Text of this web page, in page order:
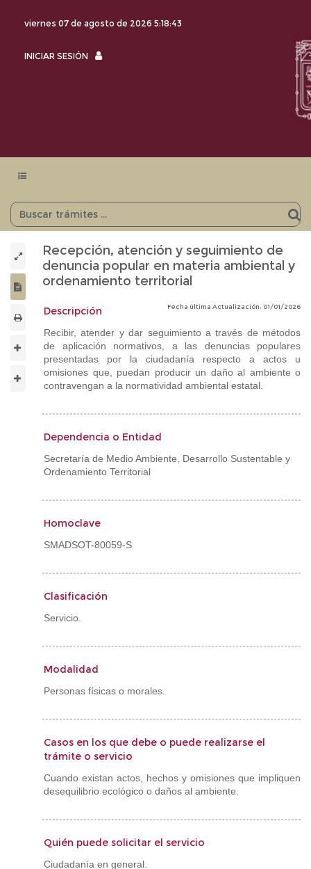
viernes 07 de agosto de 2026 5:18:43
INICIAR SESIÓN
INICIAR
Menu
Recepción, atención y seguimiento de
denuncia popular en materia ambiental y
ordenamiento territorial
Fecha última Actualización: 01/01/2026
Descripción
Recibir, atender y dar seguimiento a través de métodos
de aplicación normativos, a las denuncias populares
presentadas por la ciudadanía respecto a actos u
omisiones que, puedan producir un daño al ambiente o
contravengan a la normatividad ambiental estatal.
Dependencia o Entidad
Secretaría de Medio Ambiente, Desarrollo Sustentable y
Ordenamiento Territorial
Homoclave
SMADSOT-80059-S
Clasificación
Servicio.
Modalidad
Personas físicas o morales.
Casos en los que debe o puede realizarse el
trámite o servicio
Cuando existan actos, hechos y omisiones que impliquen
desequilibrio ecológico o daños al ambiente.
Quién puede solicitar el servicio
Ciudadanía en general.